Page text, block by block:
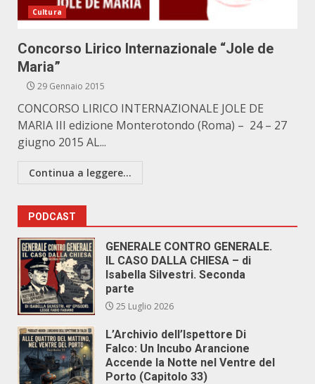
Cultura
Concorso Lirico Internazionale “Jole de
Maria”
29 Gennaio 2015
CONCORSO LIRICO INTERNAZIONALE JOLE DE
MARIA III edizione Monterotondo (Roma) – 24 – 27
giugno 2015 AL...
Continua a leggere...
PODCAST
GENERALE CONTRO GENERALE.
IL CASO DALLA CHIESA – di
Isabella Silvestri. Seconda
parte
25 Luglio 2026
L’Archivio dell’Ispettore Di
Falco: Un Incubo Arancione
Accende la Notte nel Ventre del
Porto (Capitolo 33)